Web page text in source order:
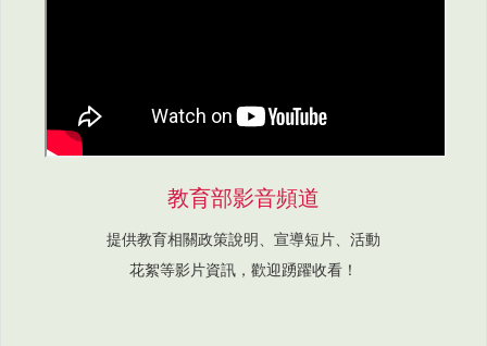
教育部影音頻道
提供教育相關政策說明、宣導短片、活動
花絮等影片資訊，歡迎踴躍收看！